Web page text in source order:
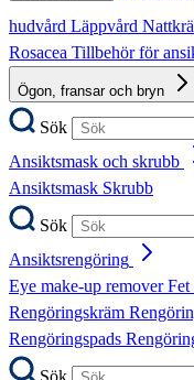
hudvård Läppvård
Rosacea Tillbehör för
Ögon, fransar och bryn
Sök
Ansiktsmask och skrubb
Ansiktsmask Skrubb
Sök
Ansiktsrengöring
Eye make-up removerFet
Rengöringskräm
Rengöringspads